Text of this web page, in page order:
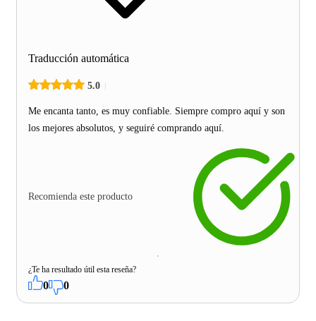
Traducción automática
5.0
Me encanta tanto, es muy confiable. Siempre compro aquí y son
los mejores absolutos, y seguiré comprando aquí.
Recomienda este producto
¿Te ha resultado útil esta reseña?
0 0